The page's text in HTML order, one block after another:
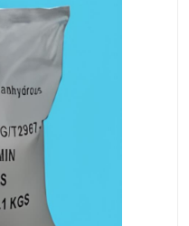
一水葡萄糖
一水柠檬酸
葡萄糖酸钠
磷酸二氢钾
三聚磷酸钠